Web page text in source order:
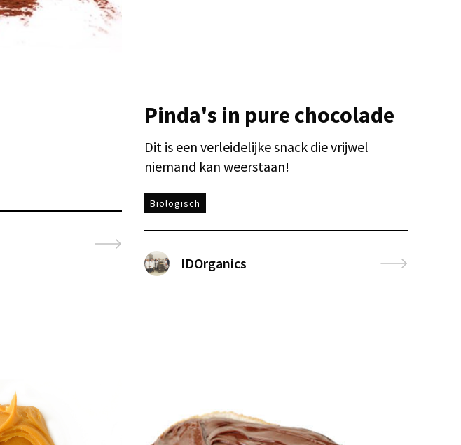
Pinda's in pure chocolade
Dit is een verleidelijke snack die vrijwel
niemand kan weerstaan!
Biologisch
IDOrganics